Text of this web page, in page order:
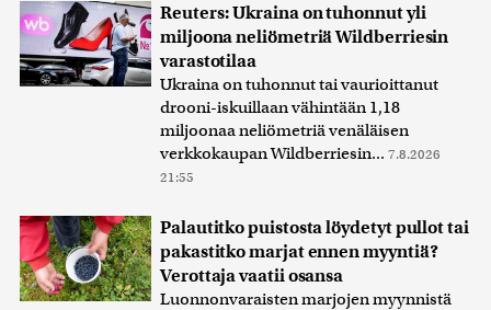
Reuters: Ukraina on tuhonnut yli
miljoona neliömetriä Wildberriesin
varastotilaa
Ukraina on tuhonnut tai vaurioittanut
drooni-iskuillaan vähintään 1,18
miljoonaa neliömetriä venäläisen
verkkokaupan Wildberriesin... 7.8.2026
21:55
Palautitko puistosta löydetyt pullot tai
pakastitko marjat ennen myyntiä?
Verottaja vaatii osansa
Luonnonvaraisten marjojen myynnistä